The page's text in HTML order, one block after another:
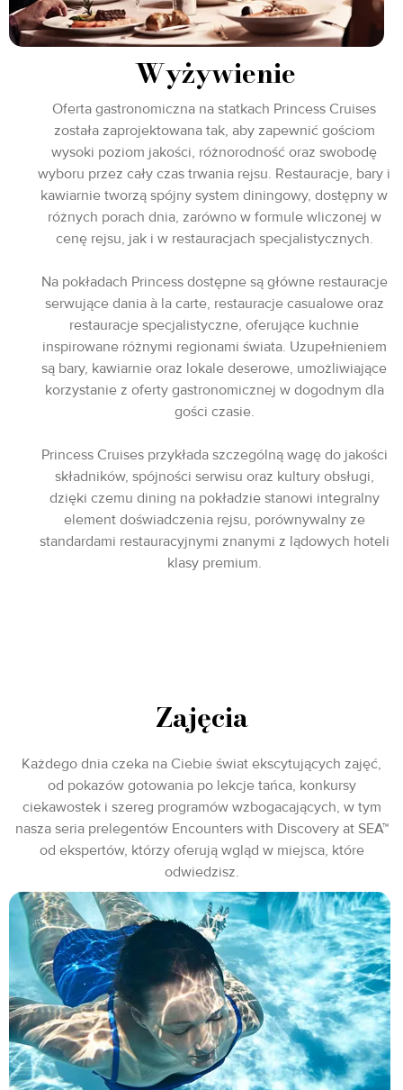
Wyżywienie
Oferta gastronomiczna na statkach Princess Cruises
została zaprojektowana tak, aby zapewnić gościom
wysoki poziom jakości, różnorodność oraz swobodę
wyboru przez cały czas trwania rejsu. Restauracje, bary i
kawiarnie tworzą spójny system diningowy, dostępny w
różnych porach dnia, zarówno w formule wliczonej w
cenę rejsu, jak i w restauracjach specjalistycznych.
Na pokładach Princess dostępne są główne restauracje
serwujące dania à la carte, restauracje casualowe oraz
restauracje specjalistyczne, oferujące kuchnie
inspirowane różnymi regionami świata. Uzupełnieniem
są bary, kawiarnie oraz lokale deserowe, umożliwiające
korzystanie z oferty gastronomicznej w dogodnym dla
gości czasie.
Princess Cruises przykłada szczególną wagę do jakości
składników, spójności serwisu oraz kultury obsługi,
dzięki czemu dining na pokładzie stanowi integralny
element doświadczenia rejsu, porównywalny ze
standardami restauracyjnymi znanymi z lądowych hoteli
klasy premium.
Zajęcia
Każdego dnia czeka na Ciebie świat ekscytujących zajęć,
od pokazów gotowania po lekcje tańca, konkursy
ciekawostek i szereg programów wzbogacających, w tym
nasza seria prelegentów Encounters with Discovery at SEA™
od ekspertów, którzy oferują wgląd w miejsca, które
odwiedzisz.